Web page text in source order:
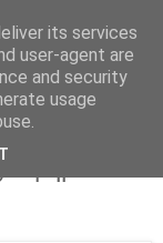
εφήβων -
its services
user-agent are
and security
usage